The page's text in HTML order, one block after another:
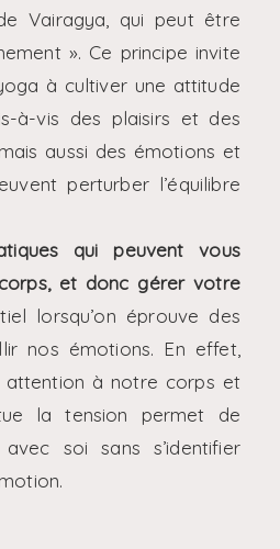
Vairagya, qui peut être
». Ce principe invite
à cultiver une attitude
à-vis des plaisirs et des
aussi des émotions et
perturber l’équilibre
qui peuvent vous
et donc gérer votre
lorsqu’on éprouve des
nos émotions. En effet,
à notre corps et
la tension permet de
soi sans s’identifier